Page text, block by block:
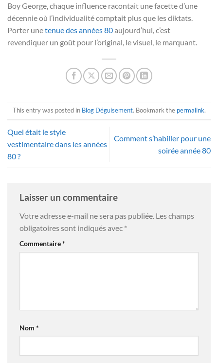
Boy George, chaque influence racontait une facette d’une
décennie où l’individualité comptait plus que les diktats.
Porter unetenue des années 80aujourd’hui, c’est
revendiquer un goût pour l’original, le visuel, le marquant.
This entry was posted in Blog Déguisement. Bookmark the permalink.
Quel était le style
vestimentaire dans les années
80 ?
Comment s’habiller pour une
soirée année 80
Laisser un commentaire
Votre adresse e-mail ne sera pas publiée. Les champs
obligatoires sont indiqués avec *
Commentaire*
Nom *